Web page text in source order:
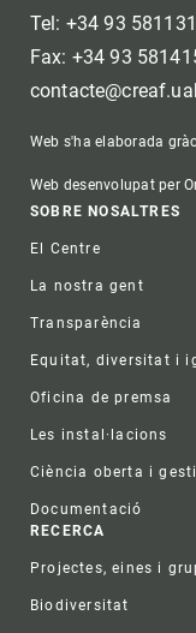
Tel: +34 93
Fax: +34 93
Web s'ha elaborada
Web desenvolupat per
Footer
SOBRE NOSALTRES
El Centre
La nostra gent
Transparència
Equitat, diversitat i
Oficina de premsa
Les instal·lacions
Ciència oberta i
Documentació
RECERCA
Projectes, eines i
Biodiversitat